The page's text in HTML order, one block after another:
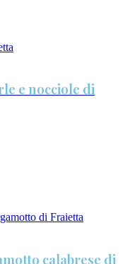
e nocciole di
calabrese di